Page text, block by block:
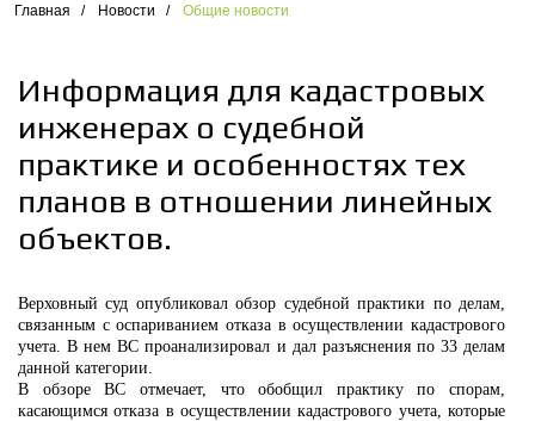
Главная / Новости / Общие новости
Информация для кадастровых
инженерах о судебной
практике и особенностях тех
планов в отношении линейных
объектов.
Верховный суд опубликовал обзор судебной практики по делам,
связанным с оспариванием отказа в осуществлении кадастрового
учета. В нем ВС проанализировал и дал разъяснения по 33 делам
данной категории.
В обзоре ВС отмечает, что обобщил практику по спорам,
касающимся отказа в осуществлении кадастрового учета, которые